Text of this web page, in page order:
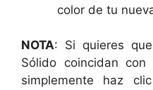
color de tu
NOTA: Si quieres
Sólido coincidan
simplemente haz